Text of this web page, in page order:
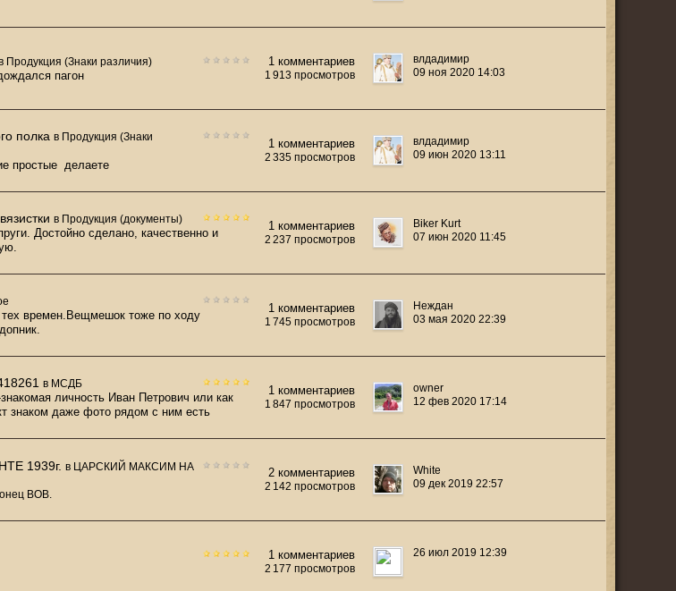
Продукция (Знаки различия)
пагон
1 комментариев
1 913 просмотров
влдадимир
09 ноя 2020 14:03
полка в Продукция (Знаки
простые делаете
1 комментариев
2 335 просмотров
влдадимир
09 июн 2020 13:11
в Продукция (документы)
Достойно сделано, качественно и
1 комментариев
2 237 просмотров
Biker Kurt
07 июн 2020 11:45
времен.Вещмешок тоже по ходу
1 комментариев
1 745 просмотров
Неждан
03 мая 2020 22:39
в МСДБ
личность Иван Петрович или как
знаком даже фото рядом с ним есть
1 комментариев
1 847 просмотров
owner
12 фев 2020 17:14
1939г. в ЦАРСКИЙ МАКСИМ НА
ВОВ.
2 комментариев
2 142 просмотров
White
09 дек 2019 22:57
1 комментариев
2 177 просмотров
26 июл 2019 12:39